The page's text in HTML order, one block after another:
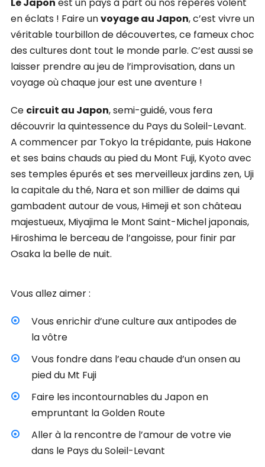
en éclats ! Faire unvoyage au Japon, c’est vivre un
véritable tourbillon de découvertes, ce fameux choc
des cultures dont tout le monde parle. C’est aussi se
laisser prendre au jeu de l’improvisation, dans un
voyage où chaque jour est une aventure !
Ce circuit au Japon, semi-guidé, vous fera
découvrir la quintessence du Pays du Soleil-Levant.
A commencer par Tokyo la trépidante, puis Hakone
et ses bains chauds au pied du Mont Fuji, Kyoto avec
ses temples épurés et ses merveilleux jardins zen, Uji
la capitale du thé, Nara et son millier de daims qui
gambadent autour de vous, Himeji et son château
majestueux, Miyajima le Mont Saint-Michel japonais,
Hiroshima le berceau de l’angoisse, pour finir par
Osaka la belle de nuit.
Vous allez aimer :
Vous enrichir d’une culture aux antipodes de
la vôtre
Vous fondre dans l’eau chaude d’un onsen au
pied du Mt Fuji
Faire les incontournables du Japon en
empruntant la Golden Route
Aller à la rencontre de l’amour de votre vie
dans le Pays du Soleil-Levant